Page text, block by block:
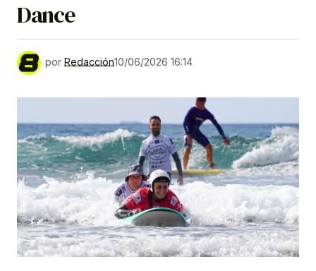
Dance
por Redacción10/06/2026 16:14